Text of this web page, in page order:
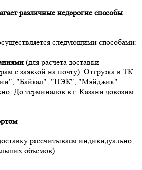
различные недорогие способы
следующими способами:
(для расчета доставки
с заявкой на почту). Отгрузка в ТК
"Байкал", "ПЭК", "Мэйджик"
До терминалов в г. Казани довозим
рассчитываем индивидуально,
объемов)